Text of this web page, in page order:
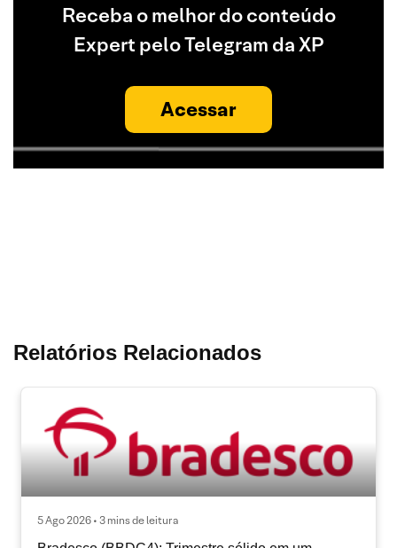
Receba o melhor do conteúdo
Expert pelo Telegram da XP
Acessar
Relatórios Relacionados
5 Ago 2026 • 3 mins de leitura